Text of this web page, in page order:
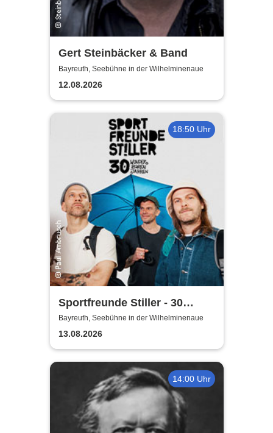
Gert Steinbäcker & Band
Bayreuth, Seebühne in der Wilhelminenaue
12.08.2026
18:50 Uhr
Sportfreunde Stiller - 30
wunderbaren Jahren
Bayreuth, Seebühne in der Wilhelminenaue
13.08.2026
14:00 Uhr